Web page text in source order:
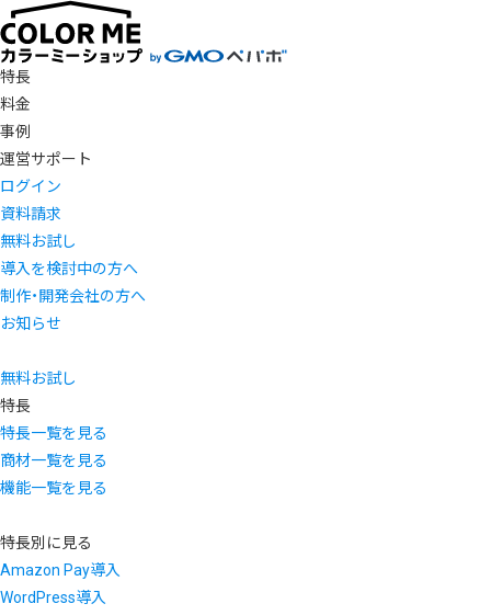
特長
料金
事例
運営サポート
ログイン
資料請求
無料お試し
導入を検討中の方へ
制作・開発会社の方へ
お知らせ
無料お試し
特長
特長一覧を見る
商材一覧を見る
機能一覧を見る
特長別に見る
Amazon Pay導入
WordPress導入